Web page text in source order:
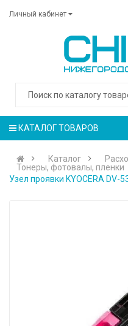
Личный кабинет
КАТАЛОГ ТОВАРОВ
Каталог
Тонеры, фотовалы, пленки
Узел проявки KYOCERA DV-